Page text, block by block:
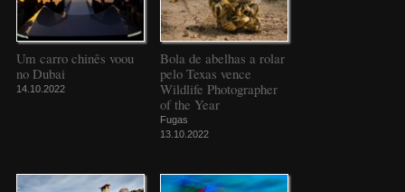
Um carro chinês voou
no Dubai
14.10.2022
Bola de abelhas a rolar
pelo Texas vence
Wildlife Photographer
of the Year
Fugas
13.10.2022